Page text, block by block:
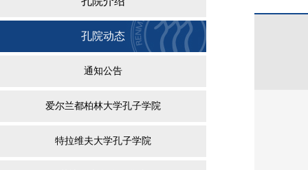
孔院动态
通知公告
爱尔兰都柏林大学孔子学院
特拉维夫大学孔子学院